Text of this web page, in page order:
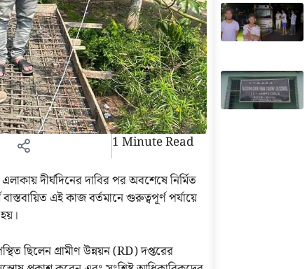
1 Minute Read
দীর্ঘদিনের দাবির পর অবশেষে নির্মিত
এই কাজ বর্তমানে গুরুত্বপূর্ণ পর্যায়ে
ছিলেন গ্রামীণ উন্নয়ন (RD) দপ্তরের